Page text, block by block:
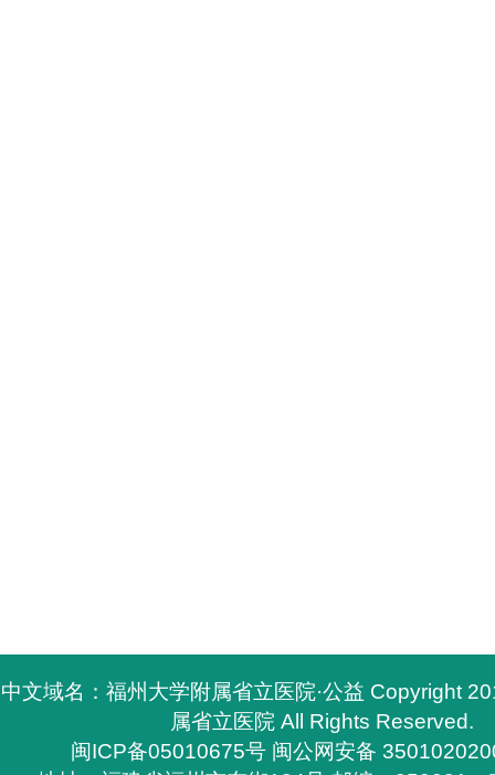
中文域名：福州大学附属省立医院·公益 Copyright
属省立医院 All Rights Reserved.
闽ICP备05010675号 闽公网安备